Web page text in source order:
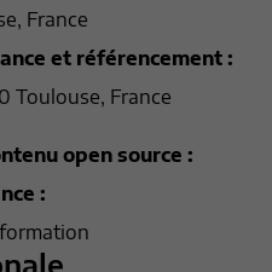
France
et référencement :
Toulouse, France
open source :
: